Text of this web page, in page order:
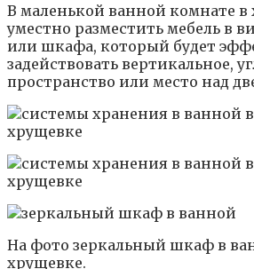
В маленькой ванной комнате в
уместно разместить мебель в
или шкафа, который будет
задействовать вертикальное,
пространство или место над
На фото зеркальный шкаф в
хрущевке.